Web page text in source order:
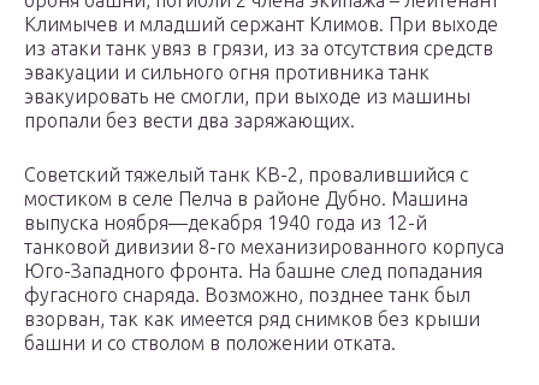
Климычев и младший сержант Климов. При выходе
из атаки танк увяз в грязи, из за отсутствия средств
эвакуации и сильного огня противника танк
эвакуировать не смогли, при выходе из машины
пропали без вести два заряжающих.
Советский тяжелый танк КВ-2, провалившийся с
мостиком в селе Пелча в районе Дубно. Машина
выпуска ноября—декабря 1940 года из 12-й
танковой дивизии 8-го механизированного корпуса
Юго-Западного фронта. На башне след попадания
фугасного снаряда. Возможно, позднее танк был
взорван, так как имеется ряд снимков без крыши
башни и со стволом в положении отката.